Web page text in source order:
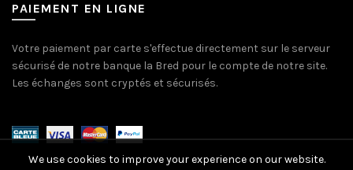
PAIEMENT EN LIGNE
Votre paiement par carte s'effectue directement sur le serveur
sécurisé de notre banque la Bred pour le compte de notre site.
Les échanges sont cryptés et sécurisés.
We use cookies to improve your experience on our website.